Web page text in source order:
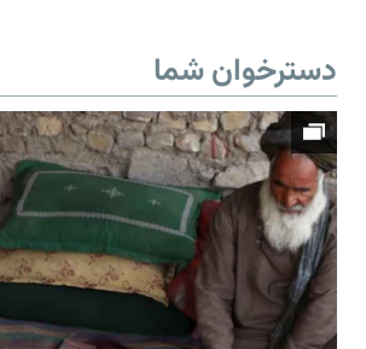
دسترخوان شما